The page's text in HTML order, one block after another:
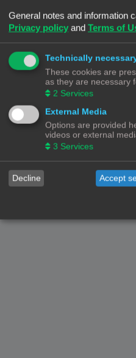
Forumoverzicht Contact
© Copyright! -
Alle Rechten
Powered byphpBB
Nederlandse
Privacy
|
General notes and information
Privacy policy and Terms of
Technically
These cookies are
as they are necessary
2 Services
External Media
Options are provided
videos or external
3 Services
Decline Accept